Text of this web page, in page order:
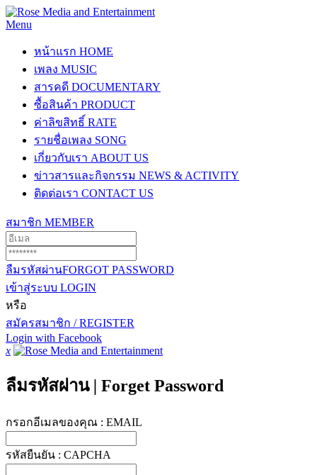
Menu
หน้าแรก HOME
เพลง MUSIC
สารคดี DOCUMENTARY
ซื้อสินค้า PRODUCT
ค่าลิขสิทธิ์ RATE
รายชื่อเพลง SONG
เกี่ยวกับเรา ABOUT US
ข่าวสารและกิจกรรม NEWS & ACTIVITY
ติดต่อเรา CONTACT US
สมาชิก MEMBER
ลืมรหัสผ่านFORGOT PASSWORD
เข้าสู่ระบบ LOGIN
หรือ
สมัครสมาชิก / REGISTER
Login with Facebook
x
ลืมรหัสผ่าน | Forget Password
กรอกอีเมลของคุณ : EMAIL
รหัสยืนยัน : CAPCHA